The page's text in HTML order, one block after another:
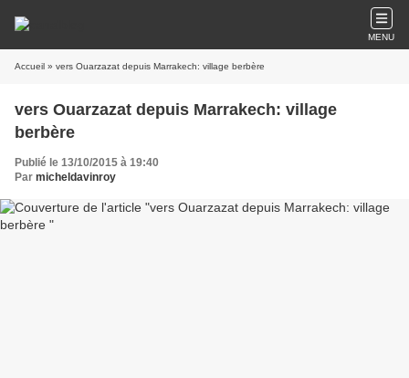
MENU
Accueil » vers Ouarzazat depuis Marrakech: village berbère
vers Ouarzazat depuis Marrakech: village
berbère
Publié le 13/10/2015 à 19:40
Par micheldavinroy